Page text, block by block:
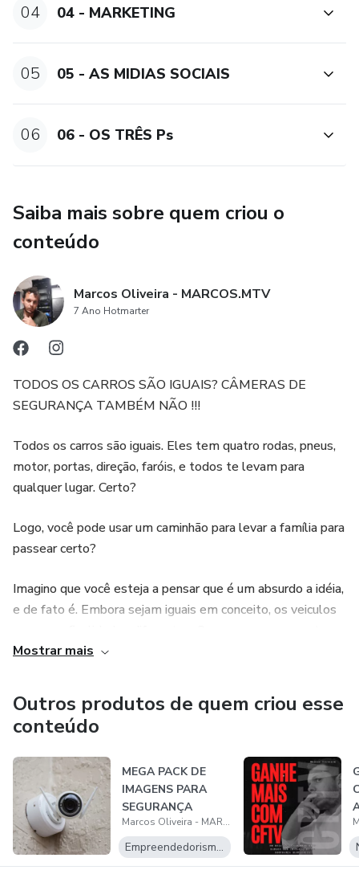
04 04 - MARKETING
05 05 - AS MIDIAS SOCIAIS
06 06 - OS TRÊS Ps
Saiba mais sobre quem criou o
conteúdo
Marcos Oliveira - MARCOS.MTV
7 Ano Hotmarter
TODOS OS CARROS SÃO IGUAIS? CÂMERAS DE
SEGURANÇA TAMBÉM NÃO !!!
Todos os carros são iguais. Eles tem quatro rodas, pneus,
motor, portas, direção, faróis, e todos te levam para
qualquer lugar. Certo?
Logo, você pode usar um caminhão para levar a família para
passear certo?
Imagino que você esteja a pensar que é um absurdo a idéia,
e de fato é. Embora sejam iguais em conceito, os veiculos
aplica a SEGURANÇA ELETRÔNICA! Todo sistema de
câmeras. Porém, existem finalidades diferentes.
E é, com base na grande variação existente hoje em dia,
seja o técnico, ou o cliente final, possui muitas dúvidas.
Afinal, vale a pena o kit que encontrei na internet, ou vale a
pena o sistema com aquela empresa conceituada da sua
região? Chamar o técnico realmente capacitado, ou o
curioso amigo do vizinho que faz pela metade do preço?
Mostrar mais
Outros produtos de quem criou esse
conteúdo
MEGA PACK DE
IMAGENS PARA
SEGURANÇA
ELETRONICA
Marcos Oliveira - MARCOS.MTV
Empreendedorismo Digital